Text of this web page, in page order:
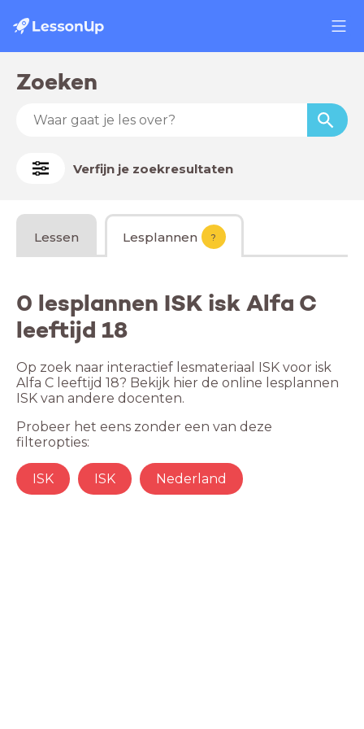
Zoeken
Verfijn je zoekresultaten
Lessen Lesplannen ?
0 lesplannen ISK isk Alfa C
leeftijd 18
Op zoek naar interactief lesmateriaal ISK voor isk
Alfa C leeftijd 18? Bekijk hier de online lesplannen
ISK van andere docenten.
Probeer het eens zonder een van deze
filteropties:
ISK ISK Nederland